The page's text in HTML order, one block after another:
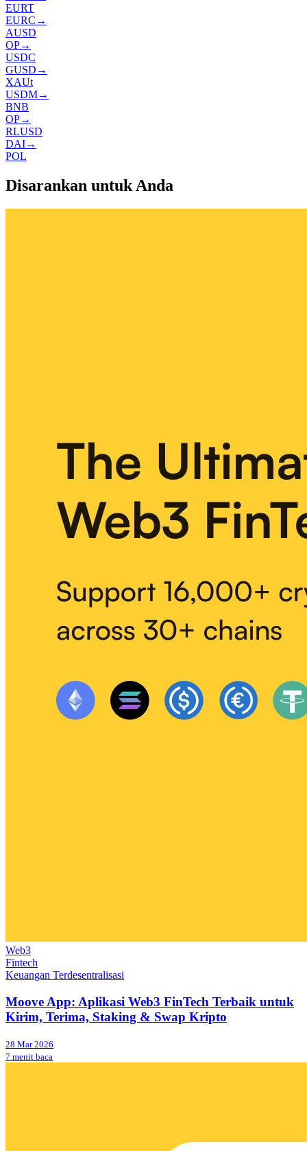
EURT
EURC →
AUSD
OP→
USDC
GUSD →
XAUt
USDM→
BNB
OP→
RLUSD
DAI→
POL
Disarankan untuk Anda
Web3
Fintech
Keuangan Terdesentralisasi
Moove App: Aplikasi Web3 FinTech Terbaik untuk
Kirim, Terima, Staking & Swap Kripto
28 Mar 2026
7 menit baca